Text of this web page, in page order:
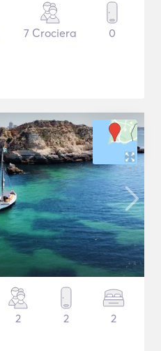
7 Crociera 0
2 2 2